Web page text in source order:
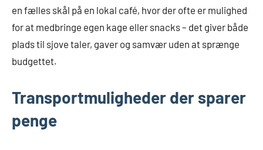
en fælles skål på en lokal café, hvor der ofte er mulighed
for at medbringe egen kage eller snacks – det giver både
plads til sjove taler, gaver og samvær uden at sprænge
budgettet.
Transportmuligheder der sparer
penge